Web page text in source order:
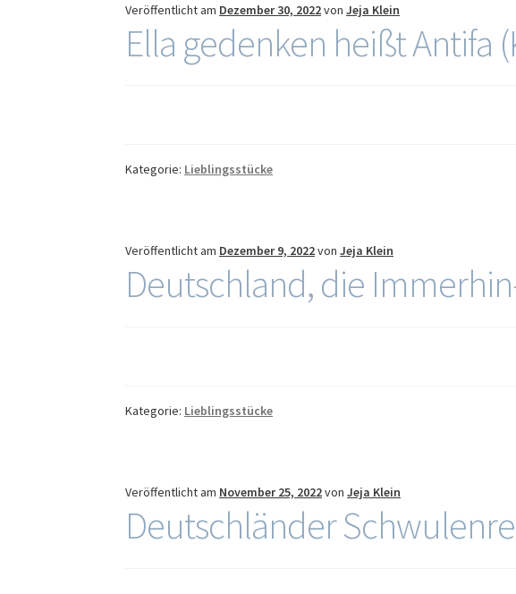
Veröffentlicht am Dezember 30, 2022vonJeja Klein
Ella gedenken heißt Antifa
Kategorie: Lieblingsstücke
Veröffentlicht am Dezember 9, 2022vonJeja Klein
Deutschland, die
Kategorie: Lieblingsstücke
Veröffentlicht am November 25, 2022vonJeja Klein
Deutschländer